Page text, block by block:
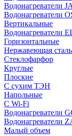
Водонагреватели
Водонагреватели
Вертикальные
Водонагреватели
Горизонтальные
Нержавеющая сталь
Стеклофарфор
Круглые
Плоские
С сухим ТЭН
Напольные
С Wi-Fi
Водонагреватели
Водонагреватели
Малый объем